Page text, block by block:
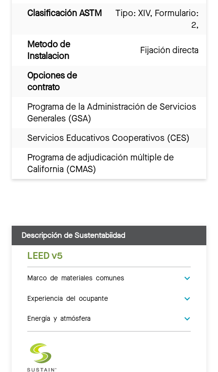
Clasificación ASTM
Tipo: XIV, Formulario:
2,
Metodo de
Instalacion
Fijación directa
Opciones de
contrato
Programa de la Administración de Servicios
Generales (GSA)
Servicios Educativos Cooperativos (CES)
Programa de adjudicación múltiple de
California (CMAS)
Descripción de Sustentabiidad
LEED v5
Marco de materiales comunes
Experiencia del ocupante
Energía y atmósfera